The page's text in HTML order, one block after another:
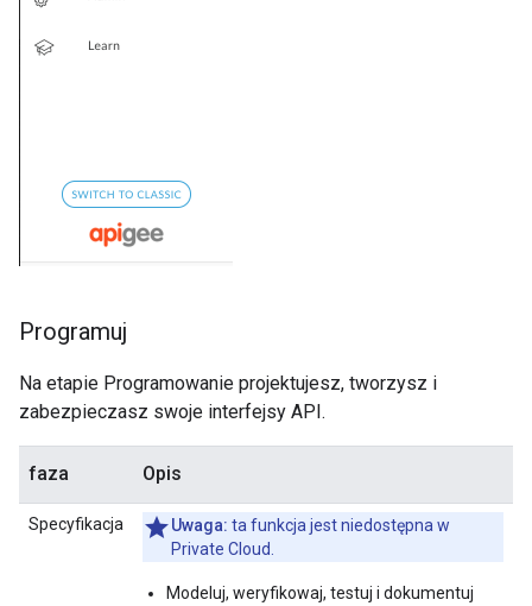
Programuj
Na etapie Programowanie projektujesz, tworzysz i
zabezpieczasz swoje interfejsy API.
faza Opis
Specyfikacja Uwaga: ta funkcja jest niedostępna w
Private Cloud.
Modeluj, weryfikowaj, testuj i dokumentuj